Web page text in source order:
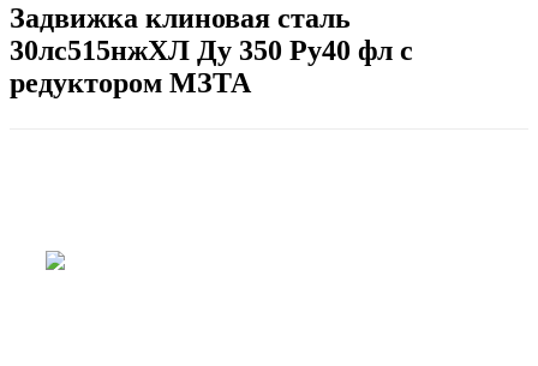
Задвижка клиновая сталь
30лс515нжХЛ Ду 350 Ру40 фл с
редуктором МЗТА